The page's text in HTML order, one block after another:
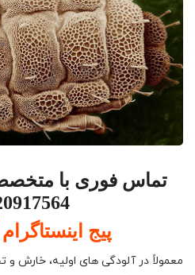
تماس فوری با
پیج
معمولاً در آلودگی های اولیه، خارش و